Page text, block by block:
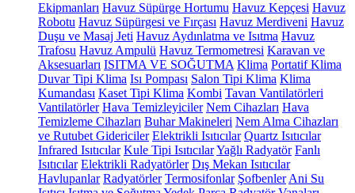
Ekipmanları Havuz Süpürge Hortumu Havuz Kepçesi Havuz
Robotu Havuz Süpürgesi ve Fırçası Havuz Merdiveni Havuz
Duşu ve Masaj Jeti Havuz Aydınlatma ve Isıtma Havuz
Trafosu Havuz Ampulü Havuz Termometresi Karavan ve
Aksesuarları ISITMA VE SOĞUTMA Klima Portatif Klima
Duvar Tipi Klima Isı Pompası Salon Tipi Klima Klima
Kumandası Kaset Tipi Klima Kombi Tavan Vantilatörleri
Vantilatörler Hava Temizleyiciler Nem Cihazları Hava
Temizleme Cihazları Buhar Makineleri Nem Alma Cihazları
ve Rutubet Gidericiler Elektrikli Isıtıcılar Quartz Isıtıcılar
Infrared Isıtıcılar Kule Tipi IsıtıcılarYağlı Radyatör Fanlı
Isıtıcılar Elektrikli Radyatörler Dış Mekan Isıtıcılar
Havlupanlar Radyatörler Termosifonlar Şofbenler Ani Su